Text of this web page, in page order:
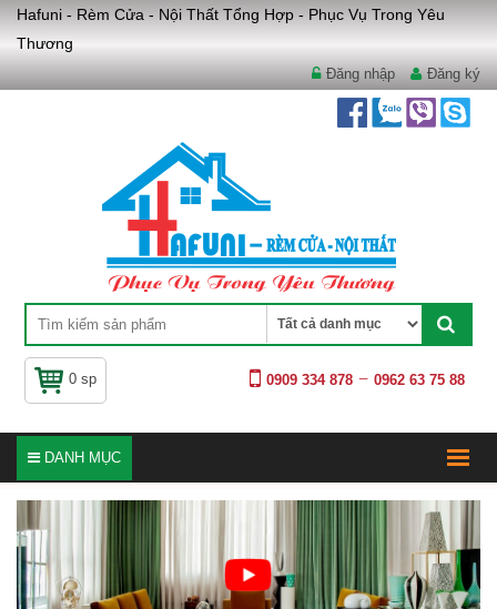
Hafuni - Rèm Cửa - Nội Thất Tổng Hợp - Phục Vụ Trong Yêu
Thương
Đăng nhập Đăng ký
0 sp 0909 334 878 0962 63 75 88
DANH MỤC